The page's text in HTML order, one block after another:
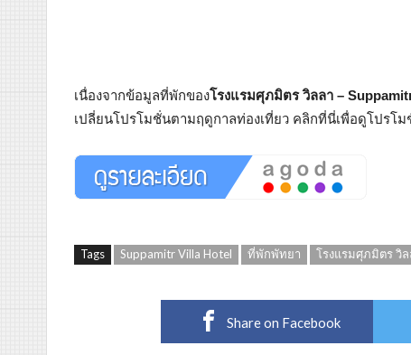
เนื่องจากข้อมูลที่พักของโรงแรมศุภมิตร วิลลา –
เปลี่ยนโปรโมชั่นตามฤดูกาลท่องเที่ยว คลิกที่นี่เพื่อดูโปรโ
Tags Suppamitr Villa Hotel ที่พักพัทยา โรงแรมศุภมิตร วิล
Share on Facebook